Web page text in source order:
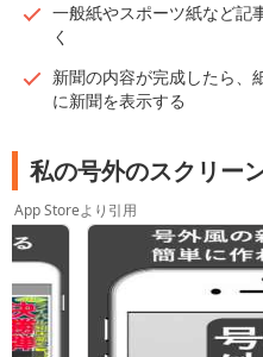
一般紙やスポーツ紙など記
く
新聞の内容が完成したら、
に新聞を表示する
私の号外のスクリー
App Storeより引用